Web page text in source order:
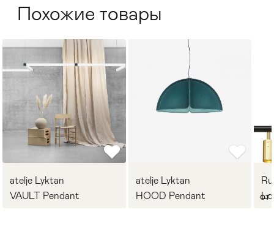
Похожие товары
atelje Lyktan
VAULT Pendant
atelje Lyktan
HOOD Pendant
от